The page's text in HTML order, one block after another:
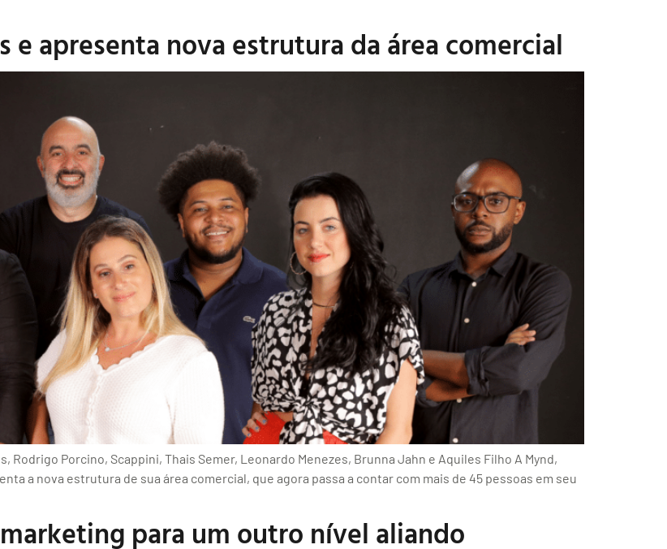
apresenta nova estrutura da área comercial
Porcino, Scappini, Thais Semer, Leonardo Menezes, Brunna Jahn e Aquiles Filho A Mynd,
a nova estrutura de sua área comercial, que agora passa a contar com mais de 45 pessoas em seu
para um outro nível aliando